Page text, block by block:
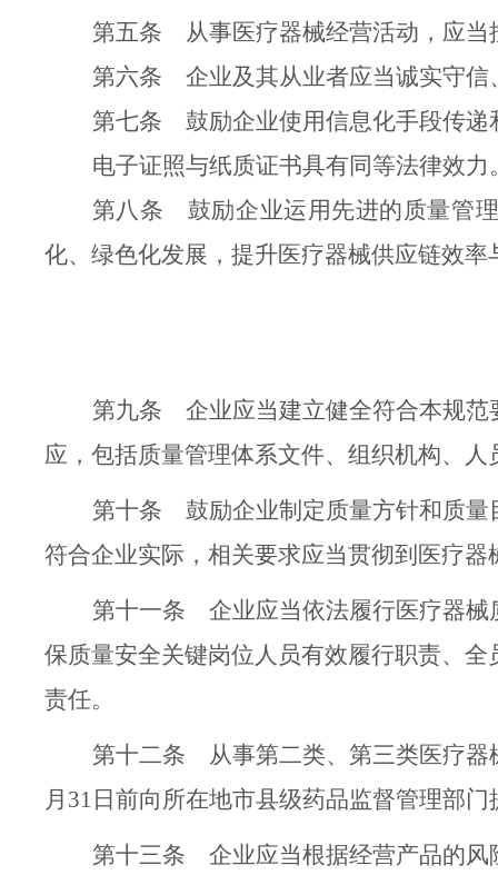
第五条 从事医疗器械经营活动 ， 应当
第六条 企业及其从业者应当诚实守
第七条 鼓励企业使用信息化手段传递
电子证照与纸质证书具有同等法律效力
第八条 鼓励企业运用先进的质量管
化、绿色化发展，提升医疗器械供应链效
第九条 企业应当建立健全符合本规
应，包括质量管理体系文件、组织机构、人
第十条 鼓励企业制定质量方针和质量
符合企业实际，相关要求应当贯彻到 医疗器
第十一条 企业应当依法履行医疗器械
保质量安全关键岗位人员有效履行职责、全
责任。
第十二条 从事第二类、第三类医疗器
月 31 日前向所在地市县级药品监督管理部
第十三条 企业应当根据经营产品的风